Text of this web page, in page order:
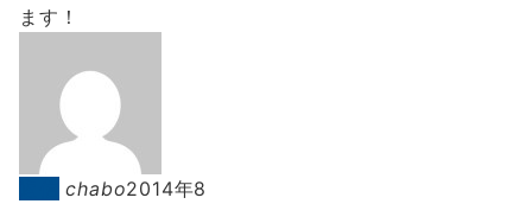
ます！
chabo2014年8